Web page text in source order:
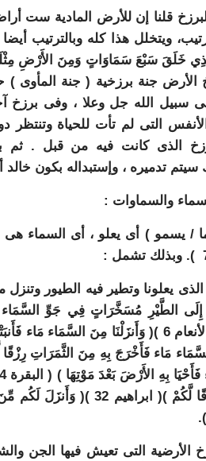
البرزخ قلنا إن للأرض المادية ست
ويتخلل هذا كله وبالترتيب
الأرض جنة برزخية ( جنة المأوى )
فى سبيل الله جل وعلا ، وفى
التى لم تأت للحياة وتنتظر
الذى كانت فيه من قبل . ثم
سيتم تدميره ، وإستبداله بكون خالد
والسماوات :
/ يسمو ) أى يعلو ، أى السماء هى
الذى يعلونا وتطير فيه الطيور
عَلَيْهِم مِّدْرَارًا ) ( الأنعام 6 )( وَأَنزَلْنَا
بِهِ مِنَ الثَّمَرَاتِ رِزْقًا لَّكُمْ )(
الأرضية التى تعيش فيها الجن